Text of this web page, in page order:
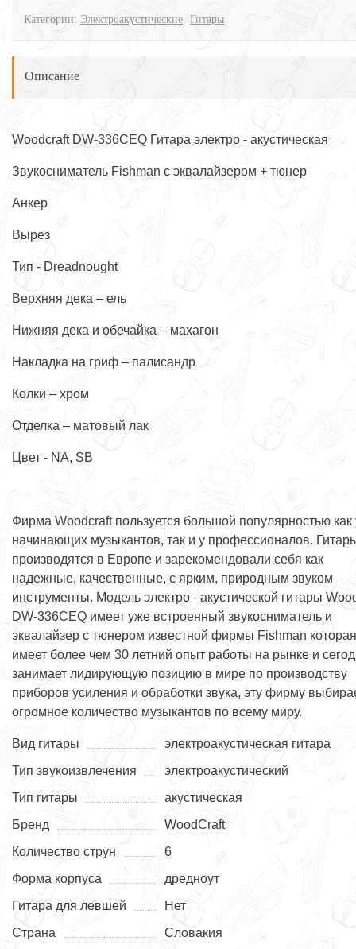
Категории: Электроакустические Гитары
Описание
Woodcraft DW-336CEQ Гитара электро - акустическая
Звукосниматель Fishman с эквалайзером + тюнер
Анкер
Вырез
Тип - Dreadnought
Верхняя дека – ель
Нижняя дека и обечайка – махагон
Накладка на гриф – палисандр
Колки – хром
Отделка – матовый лак
Цвет - NA, SB
Фирма Woodcraft пользуется большой популярностью как
начинающих музыкантов, так и у профессионалов.
производятся в Европе и зарекомендовали себя как
надежные, качественные, с ярким, природным звуком
инструменты. Модель электро - акустической гитары
DW-336CEQ имеет уже встроенный звукосниматель и
эквалайзер с тюнером известной фирмы Fishman которая
имеет более чем 30 летний опыт работы на рынке и
занимает лидирующую позицию в мире по производству
приборов усиления и обработки звука, эту фирму
огромное количество музыкантов по всему миру.
Вид гитары
электроакустическая гитара
Тип звукоизвлечения
электроакустический
Тип гитары
акустическая
Бренд
WoodCraft
Количество струн
6
Форма корпуса
дредноут
Гитара для левшей
Нет
Страна
Словакия